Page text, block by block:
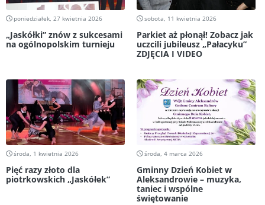
poniedziałek, 27 kwietnia 2026
„Jaskółki” znów z sukcesami
na ogólnopolskim turnieju
sobota, 11 kwietnia 2026
Parkiet aż płonął! Zobacz jak
uczcili jubileusz „Pałacyku”
ZDJĘCIA I VIDEO
środa, 1 kwietnia 2026
Pięć razy złoto dla
piotrkowskich „Jaskółek”
środa, 4 marca 2026
Gminny Dzień Kobiet w
Aleksandrowie – muzyka,
taniec i wspólne
świętowanie